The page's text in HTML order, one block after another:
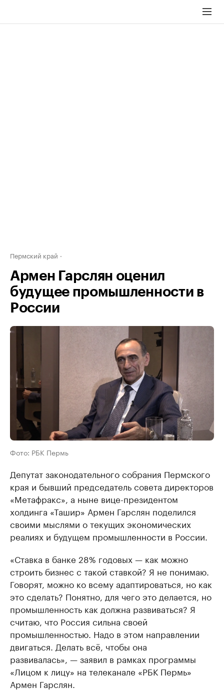
Пермский край
Армен Гарслян оценил
будущее промышленности в
России
Фото: РБК Пермь
Депутат законодательного собрания Пермского
края и бывший председатель совета директоров
«Метафракс», а ныне вице-президентом
холдинга «Ташир» Армен Гарслян поделился
своими мыслями о текущих экономических
реалиях и будущем промышленности в России.
«Ставка в банке 28% годовых — как можно
строить бизнес с такой ставкой? Я не понимаю.
Говорят, можно ко всему адаптироваться, но как
это сделать? Понятно, для чего это делается, но
промышленность как должна развиваться? Я
считаю, что Россия сильна своей
промышленностью. Надо в этом направлении
двигаться. Делать всё, чтобы она
развивалась», — заявил в рамках программы
«Лицом к лицу» на телеканале «РБК Пермь»
Армен Гарслян.